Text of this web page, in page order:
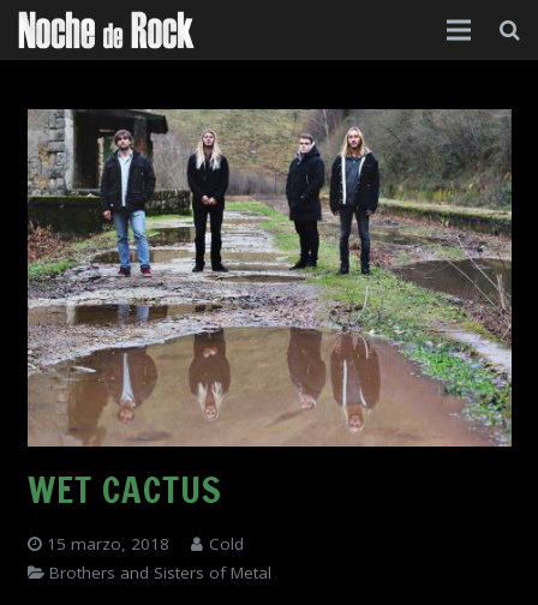
Categorías
Agenda
Foro
Contacto
Acerca de
WET CACTUS
15 marzo, 2018
Cold
Brothers and Sisters of Metal